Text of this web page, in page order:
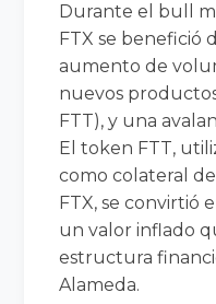
Durante el bull
FTX se benefició
aumento de
nuevos
FTT), y una
El token FTT,
como colateral
FTX, se convirtió
un valor inflado
estructura
Alameda.